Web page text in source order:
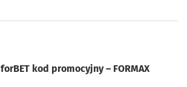
forBET kod promocyjny – FORMAX